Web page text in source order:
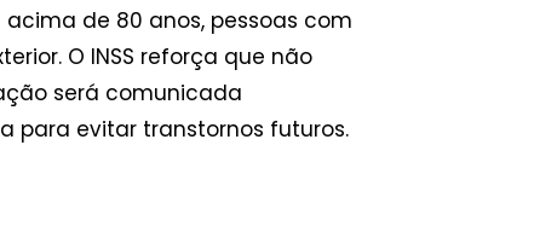
de 80 anos, pessoas com
O INSS reforça que não
será comunicada
para evitar transtornos futuros.